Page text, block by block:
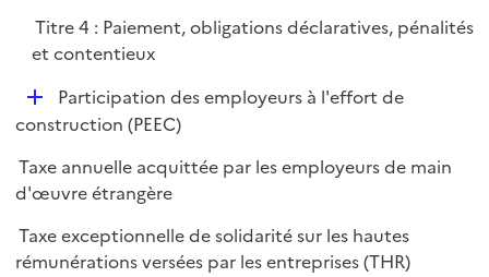
e
r
Titre 4 : Paiement, obligations déclaratives, pénalités
et contentieux
D
é
l
i
e
r
Participation des employeurs à l'effort de
construction (PEEC)
Taxe annuelle acquittée par les employeurs de main
d'œuvre étrangère
Taxe exceptionnelle de solidarité sur les hautes
rémunérations versées par les entreprises (THR)